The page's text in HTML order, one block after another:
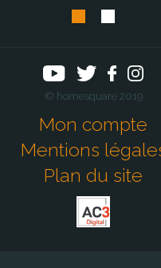
© homesquare 2019
Mon compte
Mentions
Plan du site